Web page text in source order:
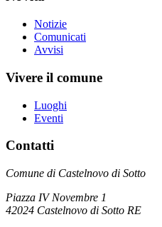
Notizie
Comunicati
Avvisi
Vivere il comune
Luoghi
Eventi
Contatti
Comune di Castelnovo di Sotto
Piazza IV Novembre 1
42024 Castelnovo di Sotto RE